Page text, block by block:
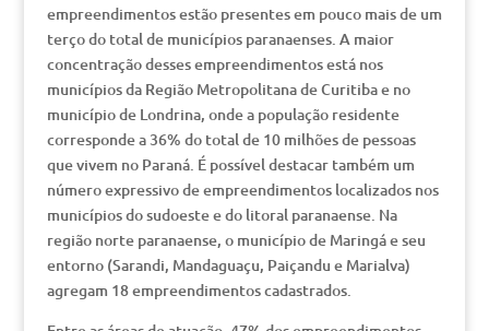
empreendimentos estão presentes em pouco mais de um
terço do total de municípios paranaenses. A maior
concentração desses empreendimentos está nos
municípios da Região Metropolitana de Curitiba e no
município de Londrina, onde a população residente
corresponde a 36% do total de 10 milhões de pessoas
que vivem no Paraná. É possível destacar também um
número expressivo de empreendimentos localizados nos
municípios do sudoeste e do litoral paranaense. Na
região norte paranaense, o município de Maringá e seu
entorno (Sarandi, Mandaguaçu, Paiçandu e Marialva)
agregam 18 empreendimentos cadastrados.